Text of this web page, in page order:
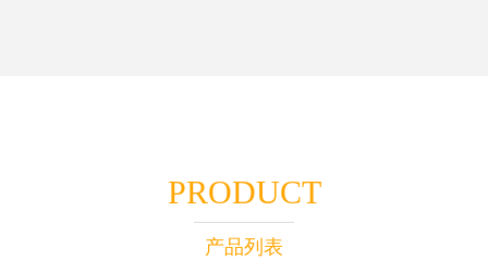
PRODUCT
产品列表